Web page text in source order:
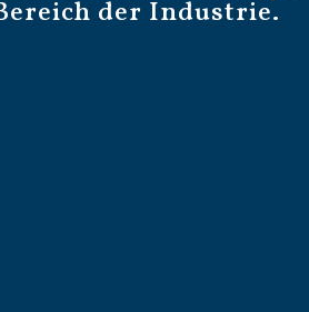
der Industrie.